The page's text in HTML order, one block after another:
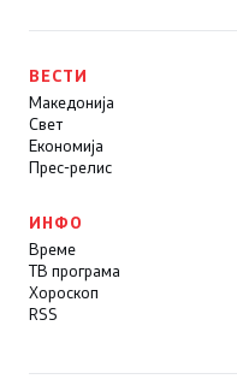
ВЕСТИ
Македонија
Свет
Економија
Прес-релис
ИНФО
Време
ТВ програма
Хороскоп
RSS